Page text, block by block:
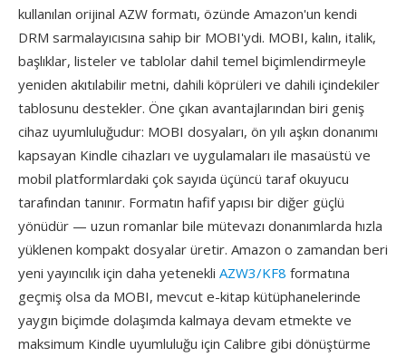
kullanılan orijinal AZW formatı, özünde Amazon'un kendi
DRM sarmalayıcısına sahip bir MOBI'ydi. MOBI, kalın, italik,
başlıklar, listeler ve tablolar dahil temel biçimlendirmeyle
yeniden akıtılabilir metni, dahili köprüleri ve dahili içindekiler
tablosunu destekler. Öne çıkan avantajlarından biri geniş
cihaz uyumluluğudur: MOBI dosyaları, ön yılı aşkın donanımı
kapsayan Kindle cihazları ve uygulamaları ile masaüstü ve
mobil platformlardaki çok sayıda üçüncü taraf okuyucu
tarafından tanınır. Formatın hafif yapısı bir diğer güçlü
yönüdür — uzun romanlar bile mütevazı donanımlarda hızla
yüklenen kompakt dosyalar üretir. Amazon o zamandan beri
yeni yayıncılık için daha yetenekli AZW3/KF8 formatına
geçmiş olsa da MOBI, mevcut e-kitap kütüphanelerinde
yaygın biçimde dolaşımda kalmaya devam etmekte ve
maksimum Kindle uyumluluğu için Calibre gibi dönüştürme